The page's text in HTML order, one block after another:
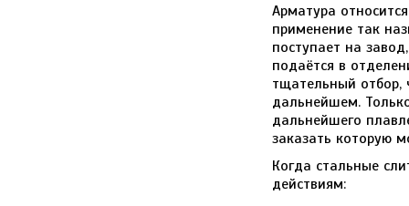
Арматура
применение так
поступает на
подаётся в
тщательный отбор,
дальнейшем.
дальнейшего
заказать которую
Когда стальные
действиям: